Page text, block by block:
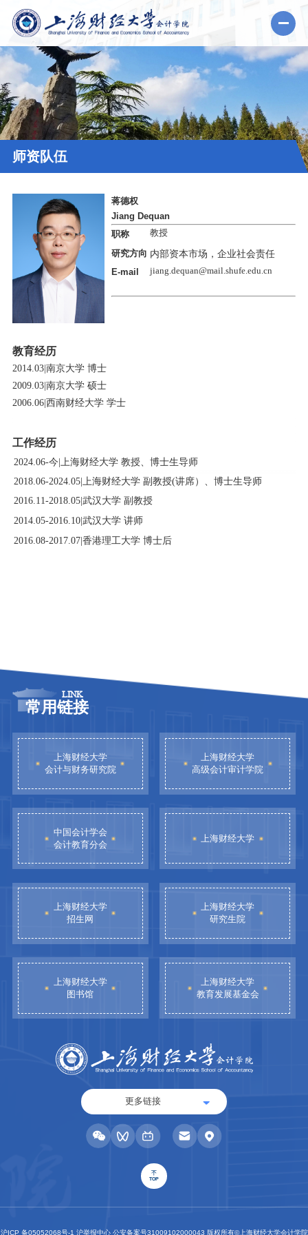
师资队伍
蒋德权
Jiang Dequan
职称
教授
研究方向 内部资本市场，企业社会责任
E-mail
jiang.dequan@mail.shufe.edu.cn
教育经历
2014.03| 南京大学 博士
2009.03| 南京大学 硕士
2006.06| 西南财经大学 学士
工作经历
2024.06-今| 上海财经大学 教授、博士生导师
2018.06-2024.05|
上海财经大学 副教授(讲席）、博士生导师
2016.11-2018.05| 武汉大学 副教授
2014.05-2016.10| 武汉大学 讲师
2016.08-2017.07| 香港理工大学 博士后
LINK
常用链接
上海财经大学
会计与财务研究院
上海财经大学
高级会计审计学院
中国会计学会
会计教育分会
上海财经大学
上海财经大学
招生网
上海财经大学
研究生院
上海财经大学
图书馆
上海财经大学
教育发展基金会
更多链接
TOP
沪ICP 备05052068号-1 沪举报中心 公安备案号31009102000043 版权所有©上海财经大学会计学院